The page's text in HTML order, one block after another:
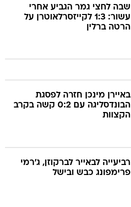
שבה לחצי גמר הגביע אחרי
עשור: 1:3 לקייזסרלאוטרן על
הרטה ברלין
באיירן מינכן חזרה לפסגת
הבונדסליגה עם 0:2 קשה בקרב
הקצוות
רביעייה לבאייר לברקוזן, ג'רמי
פרימפונג כבש ובישל